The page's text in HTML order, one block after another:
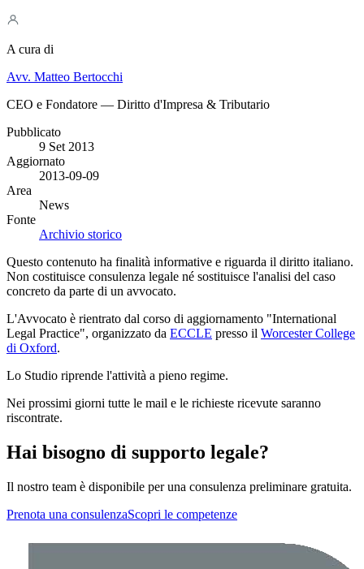
A cura di
Avv. Matteo Bertocchi
CEO e Fondatore — Diritto d'Impresa & Tributario
Pubblicato
9 Set 2013
Aggiornato
2013-09-09
Area
News
Fonte
Archivio storico
Questo contenuto ha finalità informative e riguarda il diritto italiano.
Non costituisce consulenza legale né sostituisce l'analisi del caso
concreto da parte di un avvocato.
L'Avvocato è rientrato dal corso di aggiornamento "International
Legal Practice", organizzato da ECCLE presso il Worcester College
di Oxford.
Lo Studio riprende l'attività a pieno regime.
Nei prossimi giorni tutte le mail e le richieste ricevute saranno
riscontrate.
Hai bisogno di supporto legale?
Il nostro team è disponibile per una consulenza preliminare gratuita.
Prenota una consulenzaScopri le competenze